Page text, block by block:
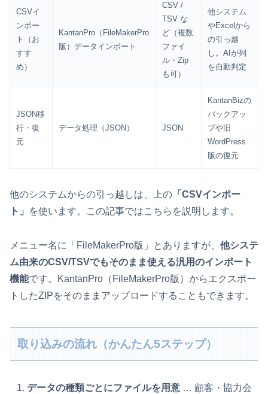
CSVイ
ンポー
ト（お
すす
め）
KantanPro（FileMakerPro
版）データインポート
CSV /
TSV な
ど（複数
ファイ
ル・Zip
も可）
他システム
やExcelから
の引っ越
し。AIが列
を自動判定
JSON移
行・復
元
データ処理（JSON） JSON
KantanBizの
バックアッ
プや旧
WordPress
版の復元
他のシステムからの引っ越しは、上の 「CSVインポー
ト」
を使います。この記事ではこちらを説明します。
メニュー名に「FileMakerPro版」とありますが、 他システ
ム由来のCSV/TSVでもそのまま使える汎用のインポート
機能です。KantanPro（FileMakerPro版）からエクスポー
トしたZIPをそのままアップロードすることもできます。
取り込みの流れ（かんたん5ステップ）
データの種類ごとにファイルを用意 … 顧客・協力会